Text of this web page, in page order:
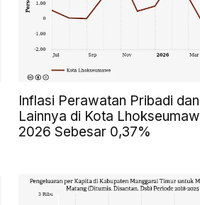
Inflasi Perawatan Pribadi
Lainnya di Kota
2026 Sebesar 0,37%